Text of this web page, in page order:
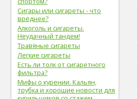
витамины (14)
сон (14)
алкоголизм (13)
центральная нервная
система (13)
онкологические болезни (12)
инструментальное
исследование (11)
идеальный вес (11)
упражнения (11)
Сигары или сигареты - что
вреднее?
Алкоголь и сигареты.
Неудачный тандем!
Травяные сигареты
Легкие сигареты
Есть ли толк от сигаретного
фильтра?
Мифы о курении. Кальян,
трубка и хорошие новости для